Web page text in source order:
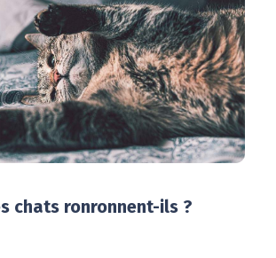
chats ronronnent-ils ?